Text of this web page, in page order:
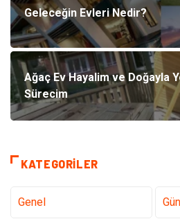
Geleceğin Evleri Nedir?
Ağaç Ev Hayalim ve Doğayla
Sürecim
KATEGORILER
Genel